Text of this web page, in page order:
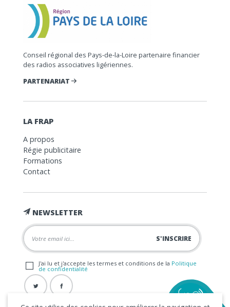
Conseil régional des Pays-de-la-Loire partenaire financier
des radios associatives ligériennes.
PARTENARIAT
LA FRAP
A propos
Régie publicitaire
Formations
Contact
NEWSLETTER
J'ai lu et j'accepte les termes et conditions de la Politique
de confidentialité